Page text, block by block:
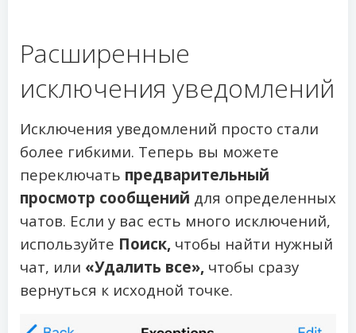
Расширенные
исключения уведомлений
Исключения уведомлений просто стали
более гибкими. Теперь вы можете
переключать предварительный
просмотр сообщений для определенных
чатов. Если у вас есть много исключений,
используйте Поиск, чтобы найти нужный
чат, или «Удалить все», чтобы сразу
вернуться к исходной точке.